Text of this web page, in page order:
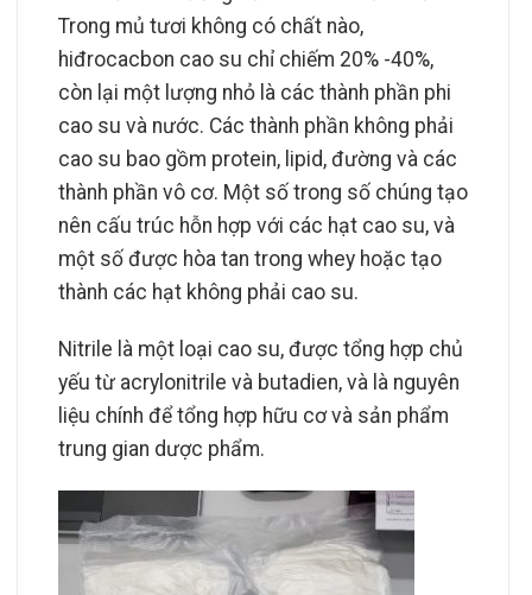
Trong mủ tươi không có chất nào,
hiđrocacbon cao su chỉ chiếm 20% -40%,
còn lại một lượng nhỏ là các thành phần phi
cao su và nước. Các thành phần không phải
cao su bao gồm protein, lipid, đường và các
thành phần vô cơ. Một số trong số chúng tạo
nên cấu trúc hỗn hợp với các hạt cao su, và
một số được hòa tan trong whey hoặc tạo
thành các hạt không phải cao su.
Nitrile là một loại cao su, được tổng hợp chủ
yếu từ acrylonitrile và butadien, và là nguyên
liệu chính để tổng hợp hữu cơ và sản phẩm
trung gian dược phẩm.